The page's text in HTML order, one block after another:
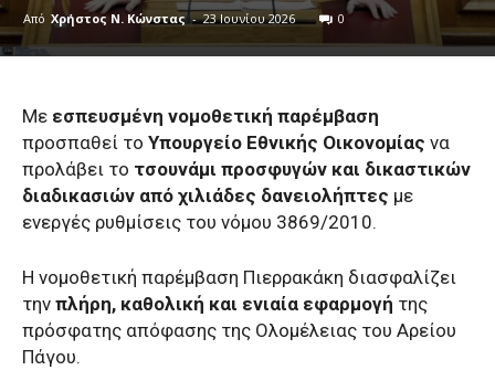
Από Χρήστος Ν. Κώνστας - 23 Ιουνίου 2026 0
Με εσπευσμένη νομοθετική παρέμβαση
προσπαθεί το Υπουργείο Εθνικής Οικονομίας να
προλάβει το τσουνάμι προσφυγών και δικαστικών
διαδικασιών από χιλιάδες δανειολήπτες με
ενεργές ρυθμίσεις του νόμου 3869/2010.
Η νομοθετική παρέμβαση Πιερρακάκη διασφαλίζει
την πλήρη, καθολική και ενιαία εφαρμογή της
πρόσφατης απόφασης της Ολομέλειας του Αρείου
Πάγου.